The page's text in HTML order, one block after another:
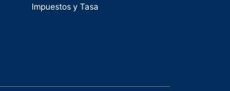
Impuestos y Tasa